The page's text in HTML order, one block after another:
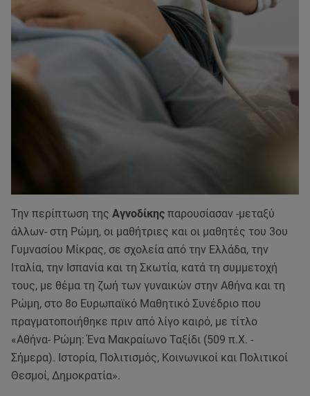
Την περίπτωση της Αγνοδίκης παρουσίασαν -μεταξύ
άλλων- στη Ρώμη, οι μαθήτριες και οι μαθητές του 3ου
Γυμνασίου Μίκρας, σε σχολεία από την Ελλάδα, την
Ιταλία, την Ισπανία και τη Σκωτία, κατά τη συμμετοχή
τους, με θέμα τη ζωή των γυναικών στην Αθήνα και τη
Ρώμη, στο 8ο Ευρωπαϊκό Μαθητικό Συνέδριο που
πραγματοποιήθηκε πριν από λίγο καιρό, με τίτλο
«Αθήνα- Ρώμη: Ένα Μακραίωνο Ταξίδι (509 π.Χ. -
Σήμερα). Ιστορία, Πολιτισμός, Κοινωνικοί και Πολιτικοί
Θεσμοί, Δημοκρατία».